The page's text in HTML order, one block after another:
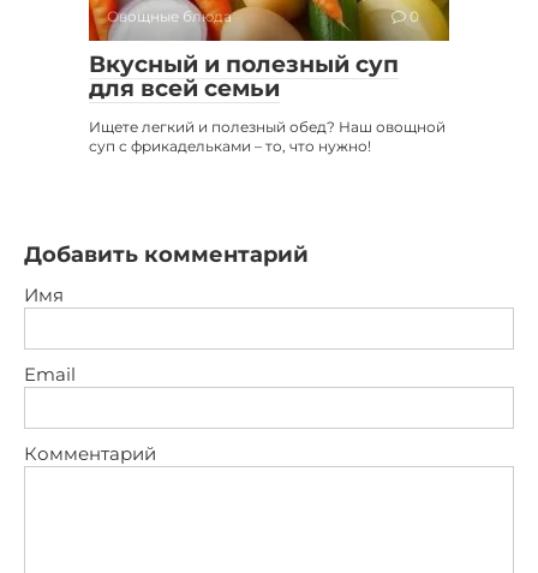
Овощные блюда 0
Вкусный и полезный суп
для всей семьи
Ищете легкий и полезный обед? Наш овощной
суп с фрикадельками – то, что нужно!
Добавить комментарий
Имя
Email
Комментарий